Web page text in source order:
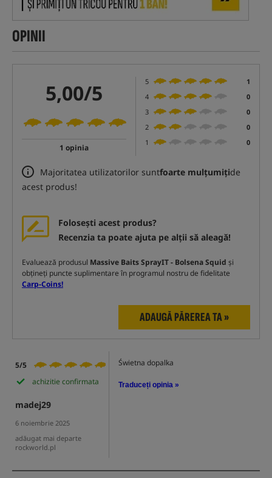
OPINII
5,00/5
1 opinia
5
1
4
0
3
0
2
0
1
0
Majoritatea utilizatorilor suntfoarte mulțumițide
acest produs!
Folosești acest produs?
Recenzia ta poate ajuta pe alții să aleagă!
Evaluează produsul Massive Baits SprayIT - Bolsena Squid și
obțineți puncte suplimentare în programul nostru de fidelitate
Carp-Coins!
ADAUGĂ PĂREREA TA »
5/5
achizitie confirmata
madej29
6 noiembrie 2025
adăugat mai departe
rockworld.pl
Świetna dopalka
Traduceți opinia »